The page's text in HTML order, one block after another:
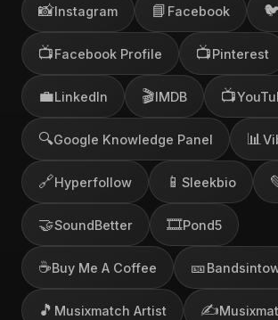
📸Instagram 📘 Facebook
📺Facebook Profile 📺Pinterest
💼LinkedIn 🎬IMDB 📺
🔍Google Knowledge Panel 📊
🔗Hyperfollow 📱 Sleekbio
🤝SoundBetter 🎞️Pond5
☕Buy Me A Coffee 🎫
🎵 Musixmatch Artist ✍️